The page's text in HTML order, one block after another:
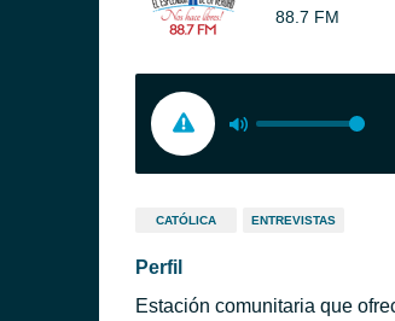
88.7 FM
CATÓLICA ENTREVISTAS
Perfil
Estación comunitaria que